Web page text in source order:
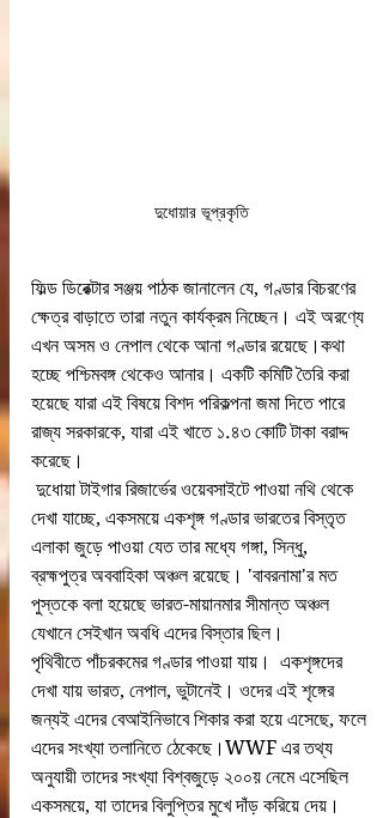
দুধোয়ার ভূপ্রকৃতি
ফিল্ড ডিরেক্টার সঞ্জয় পাঠক জানালেন যে, গণ্ডার বিচরণের
ক্ষেত্র বাড়াতে তারা নতুন কার্যক্রম নিচ্ছেন। এই অরণ্যে
এখন অসম ও নেপাল থেকে আনা গণ্ডার রয়েছে।কথা
হচ্ছে পশ্চিমবঙ্গ থেকেও আনার। একটি কমিটি তৈরি করা
হয়েছে যারা এই বিষয়ে বিশদ পরিকল্পনা জমা দিতে পারে
রাজ্য সরকারকে, যারা এই খাতে ১.৪৩ কোটি টাকা বরাদ্দ
করেছে।
দেখা যাচ্ছে, একসময়ে একশৃঙ্গ গণ্ডার ভারতের বিস্তৃত
এলাকা জুড়ে পাওয়া যেত তার মধ্যে গঙ্গা, সিন্ধু,
ব্রহ্মপুত্র অববাহিকা অঞ্চল রয়েছে। 'বাবরনামা'র মত
পুস্তকে বলা হয়েছে ভারত-মায়ানমার সীমান্ত অঞ্চল
যেখানে সেইখান অবধি এদের বিস্তার ছিল।
পৃথিবীতে পাঁচরকমের গণ্ডার পাওয়া যায়।  একশৃঙ্গদের
দেখা যায় ভারত, নেপাল, ভুটানেই। ওদের এই শৃঙ্গের
জন্যই এদের বেআইনিভাবে শিকার করা হয়ে এসেছে, ফলে
এদের সংখ্যা তলানিতে ঠেকেছে।WWF এর তথ্য
অনুযায়ী তাদের সংখ্যা বিশ্বজুড়ে ২০০য় নেমে এসেছিল
একসময়ে, যা তাদের বিলুপ্তির মুখে দাঁড় করিয়ে দেয়।